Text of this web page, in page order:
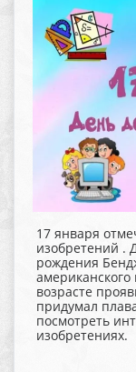
17 января
изобретений .
рождения
возрасте
придумал
посмотреть
изобретениях.